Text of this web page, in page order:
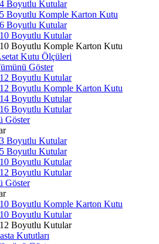
Boyutlu Kutular
Boyutlu Komple Karton Kutu
Boyutlu Kutular
Boyutlu Kutular
Boyutlu Komple Karton Kutu
Kutu Ölçüleri
Göster
Boyutlu Kutular
Boyutlu Komple Karton Kutu
Boyutlu Kutular
Boyutlu Kutular
Göster
Boyutlu Kutular
Boyutlu Kutular
Boyutlu Kutular
Boyutlu Kutular
Göster
Boyutlu Komple Karton Kutu
Boyutlu Kutular
Boyutlu Kutular
Kututları